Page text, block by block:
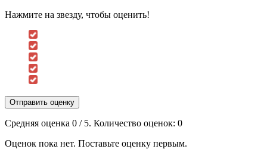
Нажмите на звезду, чтобы оценить!
Отправить оценку
Средняя оценка 0 / 5. Количество оценок: 0
Оценок пока нет. Поставьте оценку первым.